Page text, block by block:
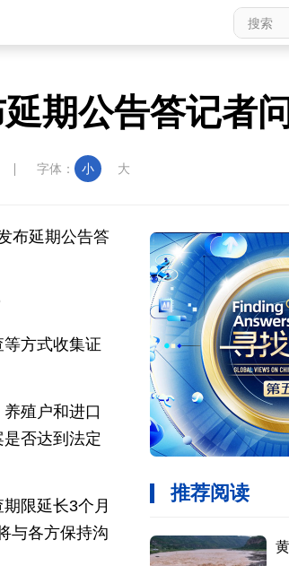
期公告答记者问
字体： 小 大
布延期公告答
方式收集证
殖户和进口
否达到法定
限延长3个月
与各方保持沟